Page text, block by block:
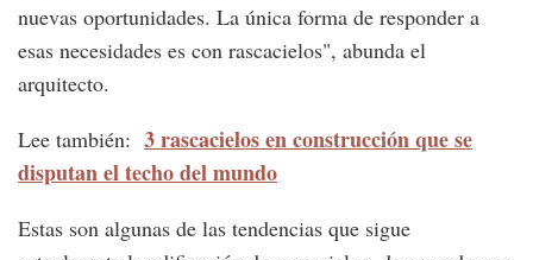
nuevas oportunidades. La única forma de responder a
esas necesidades es con rascacielos", abunda el
arquitecto.
Lee también: 3 rascacielos en construcción que se
disputan el techo del mundo
Estas son algunas de las tendencias que sigue